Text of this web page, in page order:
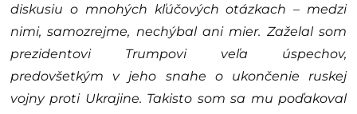
diskusiu o mnohých kľúčových otázkach – medzi
nimi, samozrejme, nechýbal ani mier. Zaželal som
prezidentovi Trumpovi veľa úspechov,
predovšetkým v jeho snahe o ukončenie ruskej
vojny proti Ukrajine. Takisto som sa mu poďakoval